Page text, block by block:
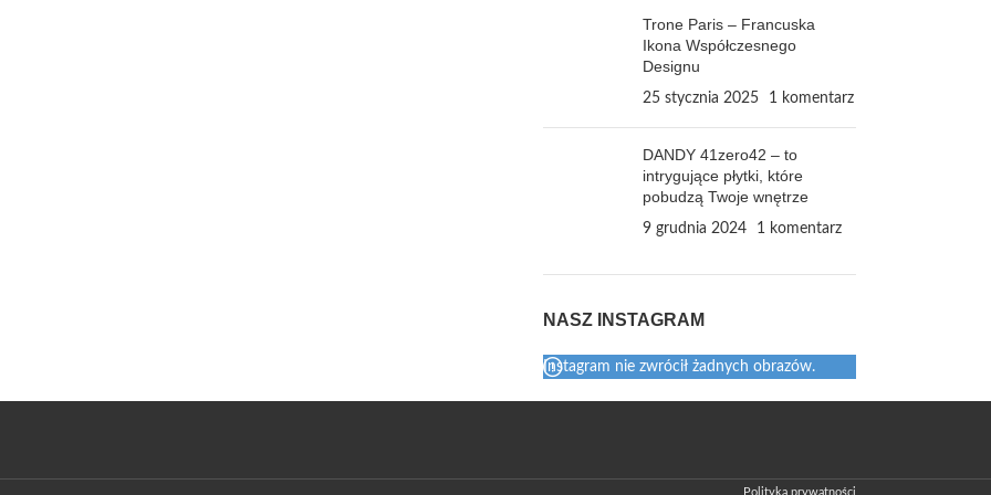
Trone Paris – Francuska
Ikona Współczesnego
Designu
25 stycznia 2025 1 komentarz
DANDY 41zero42 – to
intrygujące płytki, które
pobudzą Twoje wnętrze
9 grudnia 2024 1 komentarz
NASZ INSTAGRAM
Instagram nie zwrócił żadnych obrazów.
Polityka prywatności